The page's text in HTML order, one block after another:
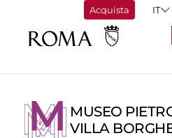
Acquista
MUSEO
VILLA